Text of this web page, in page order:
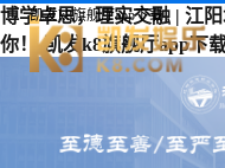
博学卓思，理实交融 | 江
你！-凯发k8旗舰厅app下
凯发k8旗舰厅app下载